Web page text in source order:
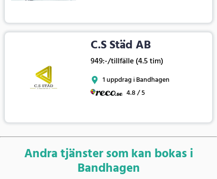
C.S Städ AB
949:-/tillfälle (4.5 tim)
1 uppdrag i Bandhagen
4.8 / 5
Andra tjänster som kan bokas i
Bandhagen